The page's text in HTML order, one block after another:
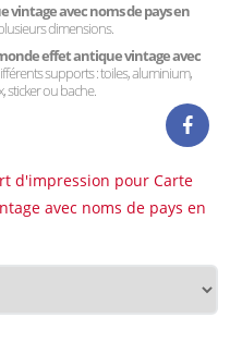
avec noms de pays en
dimensions.
effet antique vintage avec
supports : toiles, aluminium,
sticker ou bache.
d'impression pour Carte
avec noms de pays en